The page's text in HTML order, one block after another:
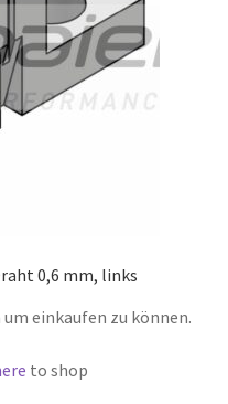
0,6 mm, links
einkaufen zu können.
to shop